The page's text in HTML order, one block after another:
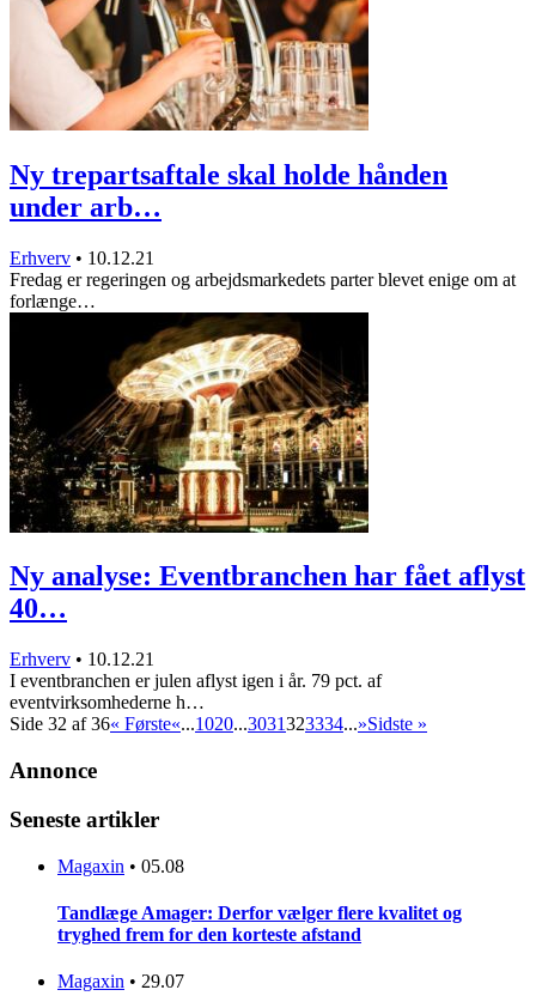
Ny trepartsaftale skal holde hånden
under arb…
Erhverv • 10.12.21
Fredag er regeringen og arbejdsmarkedets parter blevet enige om at
forlænge…
Ny analyse: Eventbranchen har fået aflyst
40…
Erhverv • 10.12.21
I eventbranchen er julen aflyst igen i år. 79 pct. af
eventvirksomhederne h…
Side 32 af 36« Første«...1020...3031323334...»Sidste »
Annonce
Seneste artikler
Magaxin • 05.08
Tandlæge Amager: Derfor vælger flere kvalitet og
tryghed frem for den korteste afstand
Magaxin • 29.07